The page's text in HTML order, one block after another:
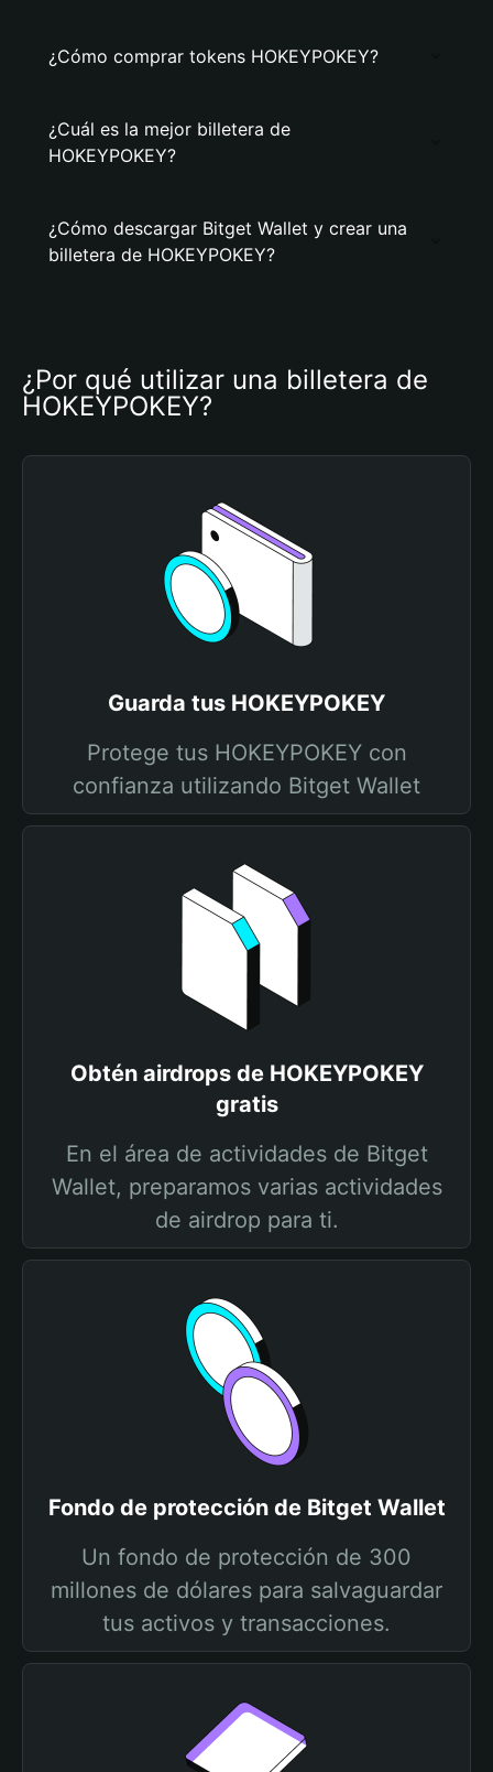
¿Cómo comprar tokens HOKEYPOKEY?
¿Cuál es la mejor billetera de
HOKEYPOKEY?
¿Cómo descargar Bitget Wallet y crear una
billetera de HOKEYPOKEY?
¿Por qué utilizar una billetera de
HOKEYPOKEY?
Guarda tus HOKEYPOKEY
Protege tus HOKEYPOKEY con
confianza utilizando Bitget Wallet
Obtén airdrops de HOKEYPOKEY
gratis
En el área de actividades de Bitget
Wallet, preparamos varias actividades
de airdrop para ti.
Fondo de protección de Bitget Wallet
Un fondo de protección de 300
millones de dólares para salvaguardar
tus activos y transacciones.